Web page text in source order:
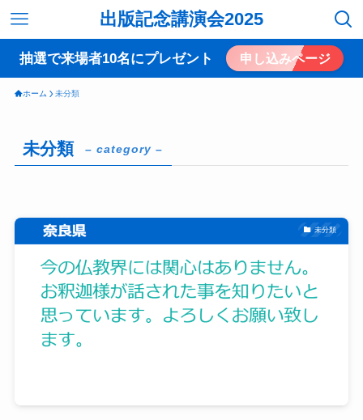
出版記念講演会2025
抽選で来場者10名にプレゼント 申し込みページ
ホーム 未分類
未分類 – category –
未分類